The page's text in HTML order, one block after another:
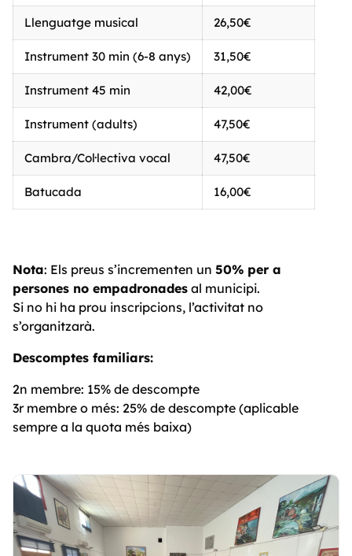
Llenguatge musical 26,50€
Instrument 30 min (6-8 anys) 31,50€
Instrument 45 min 42,00€
Instrument (adults) 47,50€
Cambra/Col·lectiva vocal 47,50€
Batucada 16,00€
Nota: Els preus s’incrementen un 50% per a
persones no empadronades al municipi.
Si no hi ha prou inscripcions, l’activitat no
s’organitzarà.
Descomptes familiars:
2n membre: 15% de descompte
3r membre o més: 25% de descompte (aplicable
sempre a la quota més baixa)